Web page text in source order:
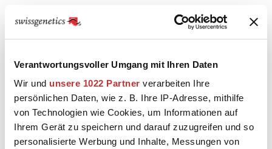
Verantwortungsvoller Umgang mit Ihren Daten
Wir und unsere 1022 Partner verarbeiten Ihre
persönlichen Daten, wie z. B. Ihre IP-Adresse, mithilfe
von Technologien wie Cookies, um Informationen auf
Ihrem Gerät zu speichern und darauf zuzugreifen und so
personalisierte Werbung und Inhalte, Messungen von